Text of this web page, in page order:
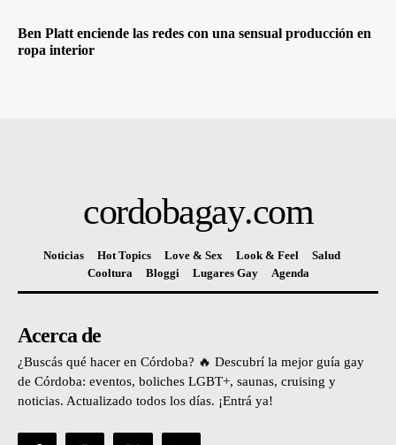
Ben Platt enciende las redes con una sensual producción en
ropa interior
cordobagay.com
Noticias Hot Topics Love & Sex Look & Feel
Salud
Cooltura
Bloggi Lugares Gay Agenda
Acerca de
¿Buscás qué hacer en Córdoba? 🔥 Descubrí la mejor guía gay
de Córdoba: eventos, boliches LGBT+, saunas, cruising y
noticias. Actualizado todos los días. ¡Entrá ya!